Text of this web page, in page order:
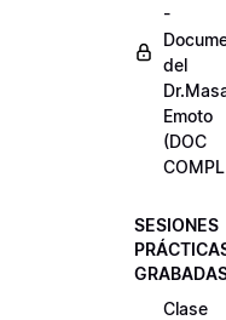
-
del
Emoto
(DOC
SESIONES
Clase